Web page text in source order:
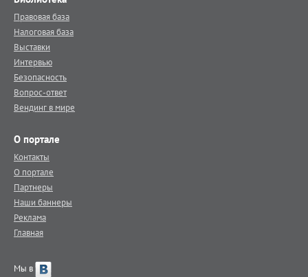
Правовая база
Налоговая база
Выставки
Интервью
Безопасность
Вопрос-ответ
Вендинг в мире
О портале
Контакты
О портале
Партнеры
Наши баннеры
Реклама
Главная
Мы в